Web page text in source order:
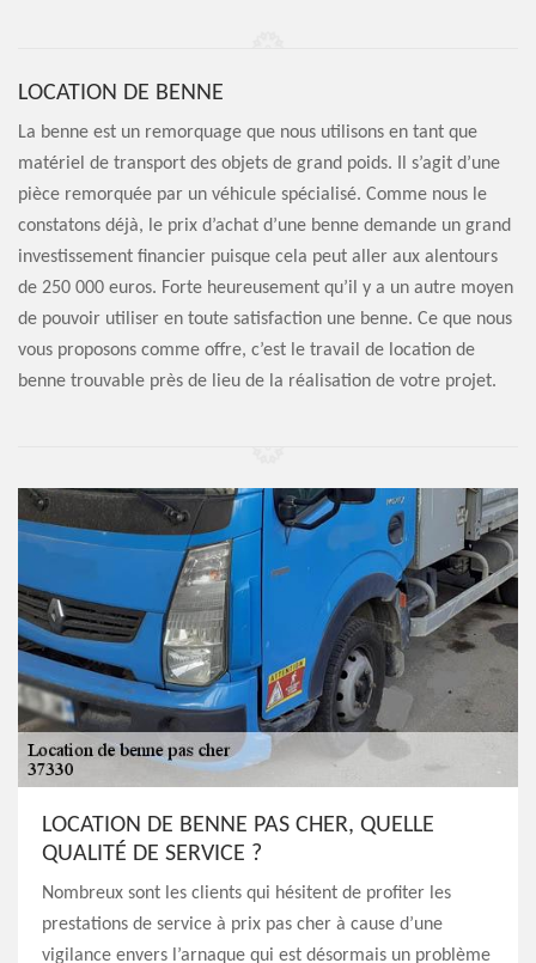
LOCATION DE BENNE
La benne est un remorquage que nous utilisons en tant que
matériel de transport des objets de grand poids. Il s’agit d’une
pièce remorquée par un véhicule spécialisé. Comme nous le
constatons déjà, le prix d’achat d’une benne demande un grand
investissement financier puisque cela peut aller aux alentours
de 250 000 euros. Forte heureusement qu’il y a un autre moyen
de pouvoir utiliser en toute satisfaction une benne. Ce que nous
vous proposons comme offre, c’est le travail de location de
benne trouvable près de lieu de la réalisation de votre projet.
LOCATION DE BENNE PAS CHER, QUELLE
QUALITÉ DE SERVICE ?
Nombreux sont les clients qui hésitent de profiter les
prestations de service à prix pas cher à cause d’une
vigilance envers l’arnaque qui est désormais un problème